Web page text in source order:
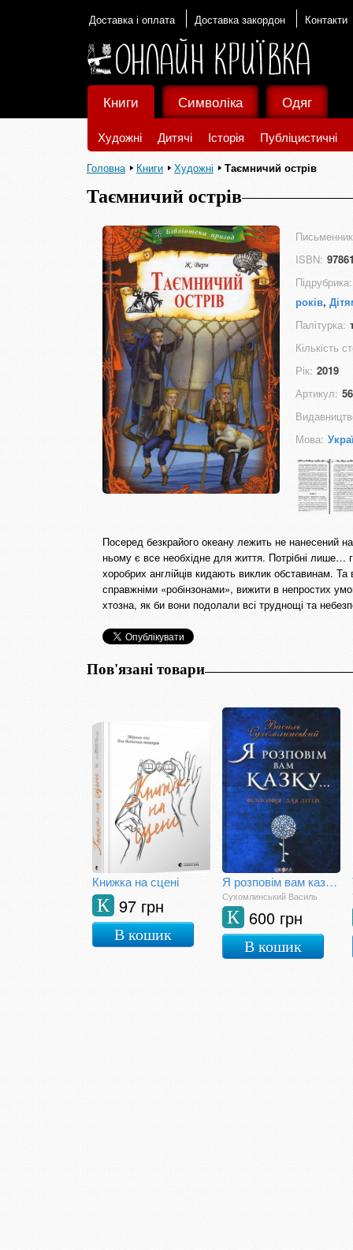
Доставка і оплата Доставка закордон Контакти
Книги
Художні Дитячі Історія Публіцистичні
Символіка Одяг
Головна Книги Художні Таємничий острів
Таємничий острів
ISBN:
Підрубрика:
років,
Палітурка:
Кількість
Рік: 2019
Артикул:
Мова:
Посеред безкрайого океану лежить не нанесений
ньому є все необхідне для життя. Потрібні лише…
хоробрих англійців кидають виклик обставинам.
справжніми «робінзонами», вижити в непростих
хтозна, як би вони подолали всі труднощі та
Пов'язані товари
Книжка на сцені
97 грн
К
В кошик
Я розповім вам казку... Філософія для дітей
Сухомлинський Василь
600 грн
К
В кошик